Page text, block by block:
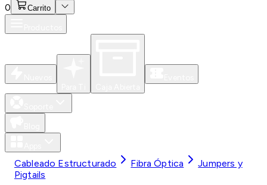
0 Carrito
Cableado Estructurado Fibra Óptica
Jumpers y
Pigtails